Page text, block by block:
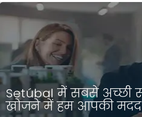
Setúbal में सबसे अच्छी
खोजने में हम आपकी